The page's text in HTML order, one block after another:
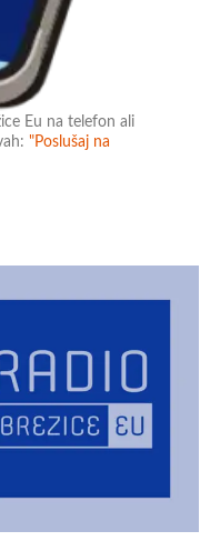
Eu na telefon ali
"Poslušaj na